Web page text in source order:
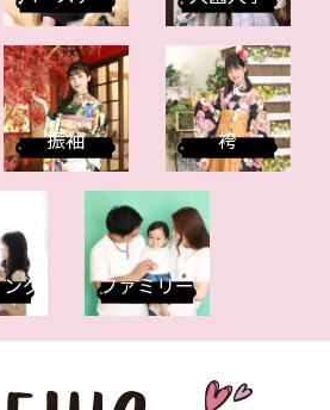
振袖 袴
グ ファミリー